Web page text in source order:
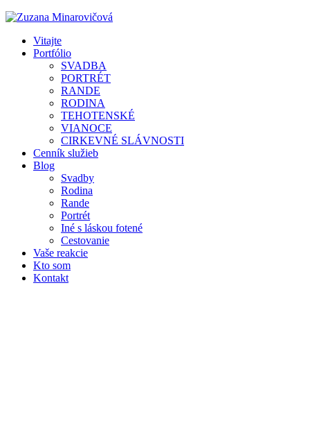
Vitajte
Portfólio
SVADBA
PORTRÉT
RANDE
RODINA
TEHOTENSKÉ
VIANOCE
CIRKEVNÉ SLÁVNOSTI
Cenník služieb
Blog
Svadby
Rodina
Rande
Portrét
Iné s láskou fotené
Cestovanie
Vaše reakcie
Kto som
Kontakt